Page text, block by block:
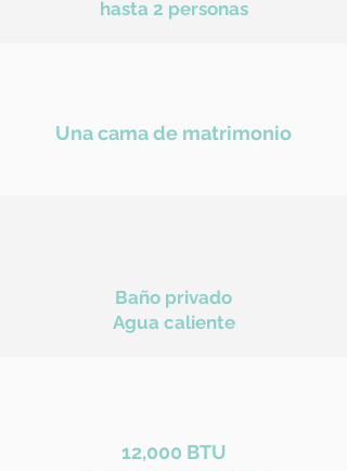
hasta 2 personas
Una cama de matrimonio
Baño privado
Agua caliente
12,000 BTU